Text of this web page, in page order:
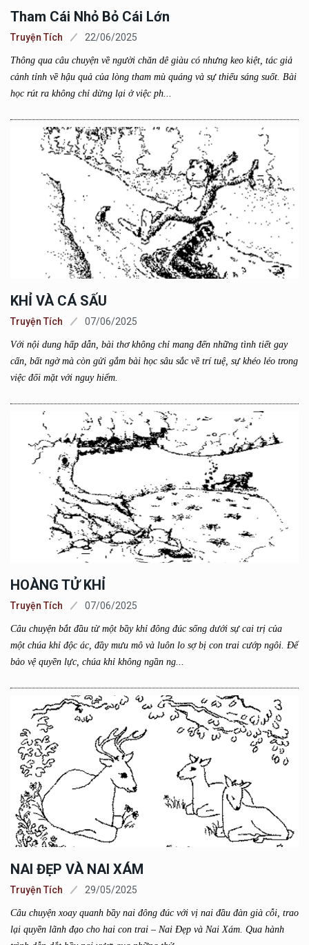
Tham Cái Nhỏ Bỏ Cái Lớn
Truyện Tích 22/06/2025
Thông qua câu chuyện về người chăn dê giàu có nhưng keo kiệt, tác giả
cảnh tỉnh về hậu quả của lòng tham mù quáng và sự thiếu sáng suốt. Bài
học rút ra không chỉ dừng lại ở việc ph...
KHỈ VÀ CÁ SẤU
Truyện Tích 07/06/2025
Với nội dung hấp dẫn, bài thơ không chỉ mang đến những tình tiết gay
cấn, bất ngờ mà còn gửi gắm bài học sâu sắc về trí tuệ, sự khéo léo trong
việc đối mặt với nguy hiểm.
HOÀNG TỬ KHỈ
Truyện Tích 07/06/2025
Câu chuyện bắt đầu từ một bầy khỉ đông đúc sống dưới sự cai trị của
một chúa khỉ độc ác, đầy mưu mô và luôn lo sợ bị con trai cướp ngôi. Để
bảo vệ quyền lực, chúa khỉ không ngần ng...
NAI ĐẸP VÀ NAI XÁM
Truyện Tích 29/05/2025
Câu chuyện xoay quanh bầy nai đông đúc với vị nai đầu đàn già cỗi, trao
lại quyền lãnh đạo cho hai con trai – Nai Đẹp và Nai Xám. Qua hành